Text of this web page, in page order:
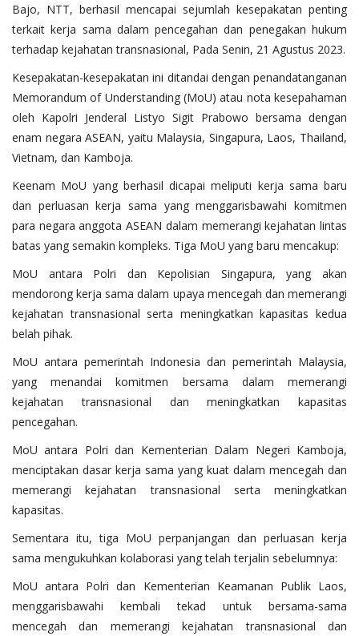
Bajo, NTT, berhasil mencapai sejumlah kesepakatan penting
terkait kerja sama dalam pencegahan dan penegakan hukum
terhadap kejahatan transnasional, Pada Senin, 21 Agustus 2023.
Kesepakatan-kesepakatan ini ditandai dengan penandatanganan
Memorandum of Understanding (MoU) atau nota kesepahaman
oleh Kapolri Jenderal Listyo Sigit Prabowo bersama dengan
enam negara ASEAN, yaitu Malaysia, Singapura, Laos, Thailand,
Vietnam, dan Kamboja.
Keenam MoU yang berhasil dicapai meliputi kerja sama baru
dan perluasan kerja sama yang menggarisbawahi komitmen
para negara anggota ASEAN dalam memerangi kejahatan lintas
batas yang semakin kompleks. Tiga MoU yang baru mencakup:
MoU antara Polri dan Kepolisian Singapura, yang akan
mendorong kerja sama dalam upaya mencegah dan memerangi
kejahatan transnasional serta meningkatkan kapasitas kedua
belah pihak.
MoU antara pemerintah Indonesia dan pemerintah Malaysia,
yang menandai komitmen bersama dalam memerangi
kejahatan transnasional dan meningkatkan kapasitas
pencegahan.
MoU antara Polri dan Kementerian Dalam Negeri Kamboja,
menciptakan dasar kerja sama yang kuat dalam mencegah dan
memerangi kejahatan transnasional serta meningkatkan
kapasitas.
Sementara itu, tiga MoU perpanjangan dan perluasan kerja
sama mengukuhkan kolaborasi yang telah terjalin sebelumnya:
MoU antara Polri dan Kementerian Keamanan Publik Laos,
menggarisbawahi kembali tekad untuk bersama-sama
mencegah dan memerangi kejahatan transnasional dan